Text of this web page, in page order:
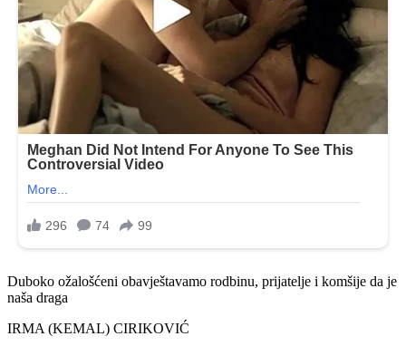
Duboko ožalošćeni obavještavamo rodbinu, prijatelje i komšije da je
naša draga
IRMA (KEMAL) CIRIKOVIĆ